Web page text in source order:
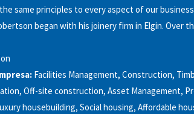
same principles to every aspect of our
began with his joinery firm in Elgin. Over
Facilities Management, Construction,
Off-site construction, Asset Management,
housebuilding, Social housing, Affordable